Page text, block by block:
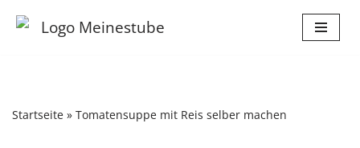
Startseite » Tomatensuppe mit Reis selber machen